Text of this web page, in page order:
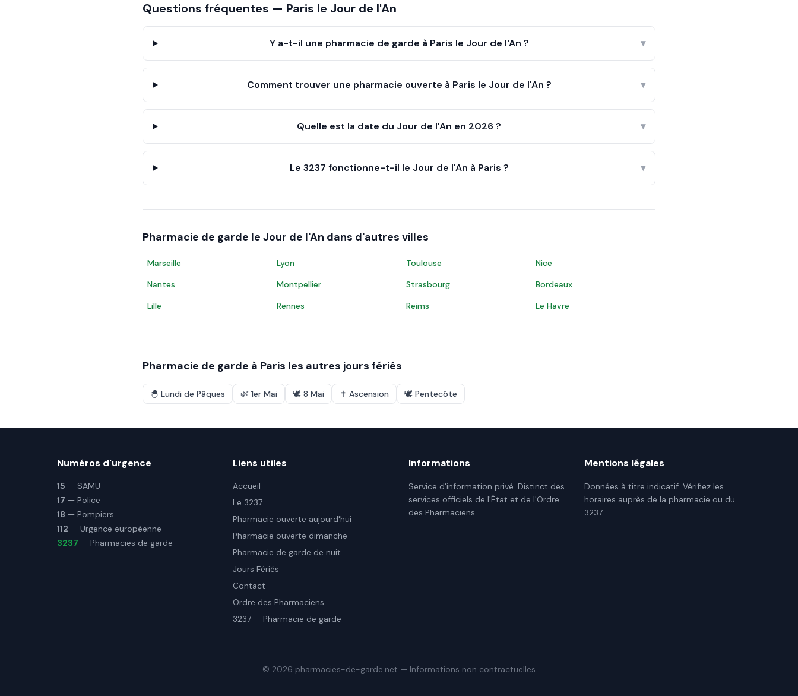
Questions fréquentes — Paris le Jour de l'An
Y a-t-il une pharmacie de garde à Paris le Jour de l'An ? ▾
Comment trouver une pharmacie ouverte à Paris le Jour de l'An ? ▾
Quelle est la date du Jour de l'An en 2026 ? ▾
Le 3237 fonctionne-t-il le Jour de l'An à Paris ? ▾
Pharmacie de garde le Jour de l'An dans d'autres villes
Marseille Lyon Toulouse
Nice
Nantes
Montpellier Strasbourg
Bordeaux
Lille
Rennes Reims Le Havre
Pharmacie de garde à Paris les autres jours fériés
🐣 Lundi de Pâques 🌿 1er Mai 🕊️ 8 Mai ✝️ Ascension 🕊️ Pentecôte
Numéros d'urgence
15 — SAMU
17 — Police
18 — Pompiers
112 — Urgence européenne
3237 — Pharmacies de garde
Liens utiles
Accueil
Le 3237
Pharmacie ouverte aujourd'hui
Pharmacie ouverte dimanche
Pharmacie de garde de nuit
Jours Fériés
Contact
Ordre des Pharmaciens
3237 — Pharmacie de garde
Informations
Service d'information privé. Distinct des
services officiels de l'État et de l'Ordre
des Pharmaciens.
Mentions légales
Données à titre indicatif. Vérifiez les
horaires auprès de la pharmacie ou du
3237.
© 2026 pharmacies-de-garde.net — Informations non contractuelles